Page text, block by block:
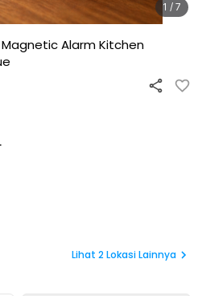
1 / 7
Alarm Kitchen
Lihat 2Lokasi Lainnya